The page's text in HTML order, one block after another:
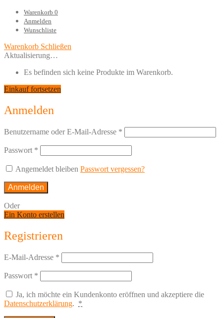
Warenkorb 0
Anmelden
Wunschliste
Warenkorb Schließen
Aktualisierung…
Es befinden sich keine Produkte im Warenkorb.
Einkauf fortsetzen
Anmelden
Benutzername oder E-Mail-Adresse *
Passwort *
Angemeldet bleiben Passwort vergessen?
Anmelden
Oder
Ein Konto erstellen
Registrieren
E-Mail-Adresse *
Passwort *
Ja, ich möchte ein Kundenkonto eröffnen und akzeptiere die
Datenschutzerklärung. *